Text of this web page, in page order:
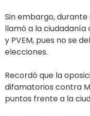
Sin embargo,
llamó a la ciudadanía
y PVEM, pues no se
elecciones.
Recordó que la
difamatorios contra
puntos frente a la